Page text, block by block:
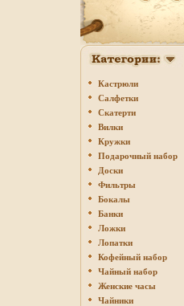
Кастрюли
Салфетки
Скатерти
Вилки
Кружки
Подарочный набор
Доски
Фильтры
Бокалы
Банки
Ложки
Лопатки
Кофейный набор
Чайный набор
Женские часы
Чайники